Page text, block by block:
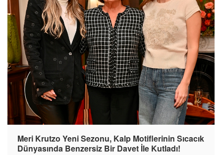
Meri Krutzo Yeni Sezonu, Kalp Motiflerinin Sıcacık
Dünyasında Benzersiz Bir Davet İle Kutladı!